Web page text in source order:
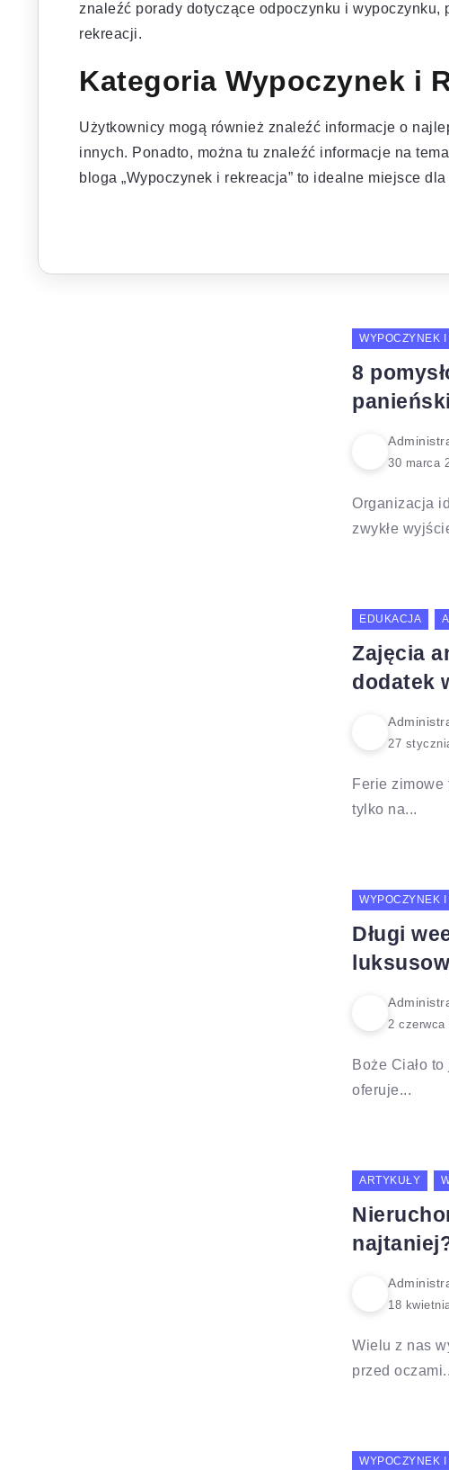
znaleźć porady dotyczące odpoczynku i
rekreacji.
Kategoria Wypoczynek i
Użytkownicy mogą również znaleźć informacje o
innych. Ponadto, można tu znaleźć informacje na
bloga „Wypoczynek i rekreacja” to idealne miejsce
WYPOCZYNEK
8
Organizacja
zwykłe
EDUKACJA
Zajęcia
dodatek
Ferie zimowe
tylko na...
WYPOCZYNEK
Długi
Boże Ciało
oferuje...
ARTYKUŁY
Wielu z nas
przed
WYPOCZYNEK